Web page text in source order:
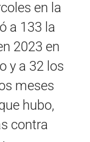
en la
a 133 la
2023 en
y a 32 los
meses
hubo,
contra